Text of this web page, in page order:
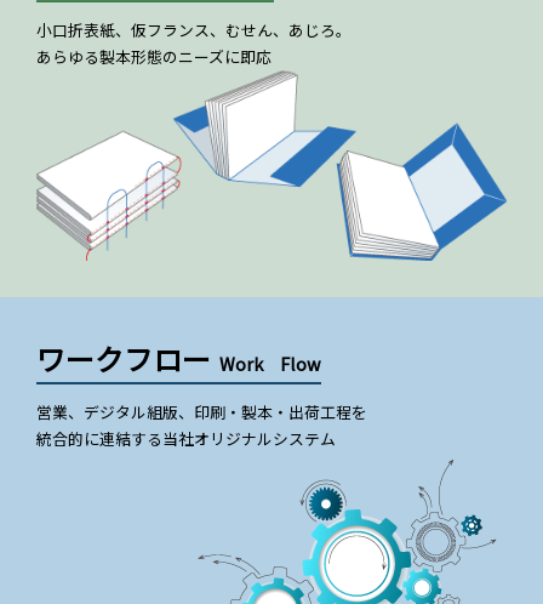
小口折表紙、仮フランス、むせん、あじろ。
あらゆる製本形態のニーズに即応
ワークフロー Work Flow
営業、デジタル組版、印刷・製本・出荷工程を
統合的に連結する当社オリジナルシステム